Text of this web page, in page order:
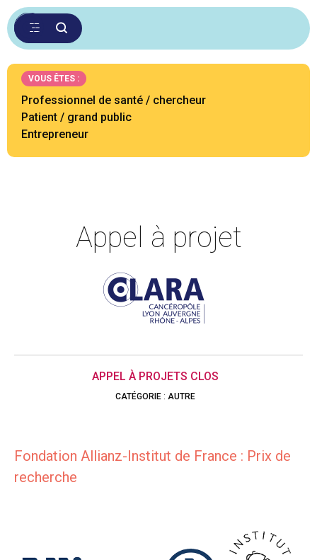
VOUS ÊTES :
Professionnel de santé / chercheur
Patient / grand public
Entrepreneur
Appel à projet
APPEL À PROJETS CLOS
CATÉGORIE: AUTRE
Fondation Allianz-Institut de France : Prix de
recherche